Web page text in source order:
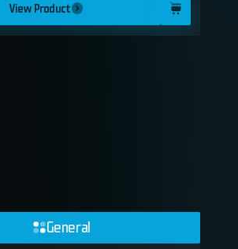
View Product
General